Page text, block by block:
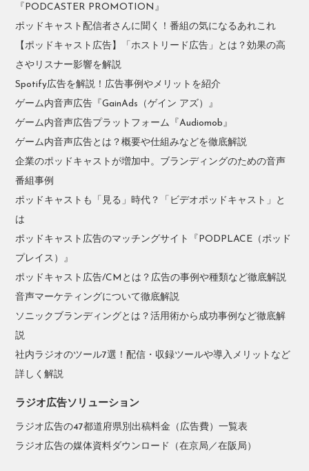
『PODCASTER PROMOTION』
ポッドキャスト配信者さんに聞く！番組の気になるあれこれ
【ポッドキャスト広告】「ホストリード広告」とは？効果の高
さやリスナー影響を解説
Spotify広告を解説！広告事例やメリットを紹介
ゲーム内音声広告『GainAds（ゲイン アズ）』
ゲーム内音声広告プラットフォーム『Audiomob』
ゲーム内音声広告とは？概要や仕組みなどを徹底解説
企業のポッドキャストが増加中。ブランディングのための音声
番組事例
ポッドキャストも「見る」時代？「ビデオポッドキャスト」と
は
ポッドキャスト広告のマッチングサイト『PODPLACE（ポッド
プレイス）』
ポッドキャスト広告/CMとは？広告の事例や種類など徹底解説
音声マーケティングについて徹底解説
ソニックブランディングとは？活用術から成功事例など徹底解
説
社内ラジオのツール7選！配信・収録ツールや導入メリットなど
詳しく解説
ラジオ広告ソリューション
ラジオ広告の47都道府県別出稿料金（広告費）一覧表
ラジオ広告の媒体資料ダウンロード（在京局／在阪局）